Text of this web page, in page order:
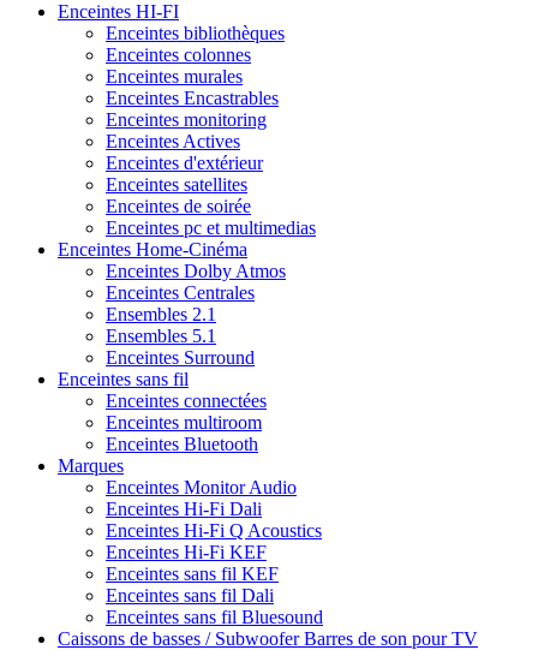
Enceintes HI-FI
Enceintes bibliothèques
Enceintes colonnes
Enceintes murales
Enceintes Encastrables
Enceintes monitoring
Enceintes Actives
Enceintes d'extérieur
Enceintes satellites
Enceintes de soirée
Enceintes pc et multimedias
Enceintes Home-Cinéma
Enceintes Dolby Atmos
Enceintes Centrales
Ensembles 2.1
Ensembles 5.1
Enceintes Surround
Enceintes sans fil
Enceintes connectées
Enceintes multiroom
Enceintes Bluetooth
Marques
Enceintes Monitor Audio
Enceintes Hi-Fi Dali
Enceintes Hi-Fi Q Acoustics
Enceintes Hi-Fi KEF
Enceintes sans fil KEF
Enceintes sans fil Dali
Enceintes sans fil Bluesound
Caissons de basses / SubwooferBarres de son pour TV